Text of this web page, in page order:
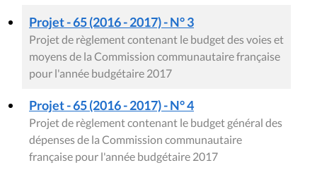
Projet - 65 (2016 - 2017) - N° 3
Projet de règlement contenant le budget des voies et
moyens de la Commission communautaire française
pour l'année budgétaire 2017
Projet - 65 (2016 - 2017) - N° 4
Projet de règlement contenant le budget général des
dépenses de la Commission communautaire
française pour l'année budgétaire 2017